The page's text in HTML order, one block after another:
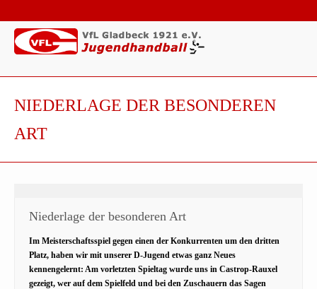
NIEDERLAGE DER BESONDEREN
ART
Niederlage der besonderen Art
Im Meisterschaftsspiel gegen einen der Konkurrenten um den dritten
Platz, haben wir mit unserer D-Jugend etwas ganz Neues
kennengelernt: Am vorletzten Spieltag wurde uns in Castrop-Rauxel
gezeigt, wer auf dem Spielfeld und bei den Zuschauern das Sagen